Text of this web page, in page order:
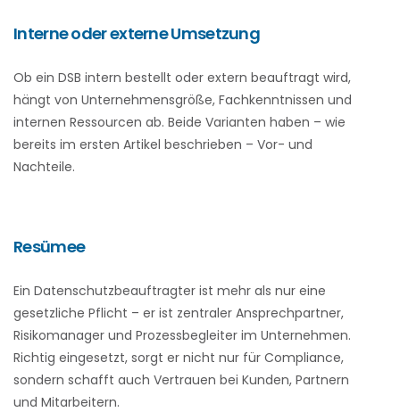
Interne oder externe Umsetzung
Ob ein DSB intern bestellt oder extern beauftragt wird,
hängt von Unternehmensgröße, Fachkenntnissen und
internen Ressourcen ab. Beide Varianten haben – wie
bereits im ersten Artikel beschrieben – Vor- und
Nachteile.
Resümee
Ein Datenschutzbeauftragter ist mehr als nur eine
gesetzliche Pflicht – er ist zentraler Ansprechpartner,
Risikomanager und Prozessbegleiter im Unternehmen.
Richtig eingesetzt, sorgt er nicht nur für Compliance,
sondern schafft auch Vertrauen bei Kunden, Partnern
und Mitarbeitern.